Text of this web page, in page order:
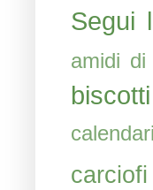
Segui
amidi di
biscotti
carciofi